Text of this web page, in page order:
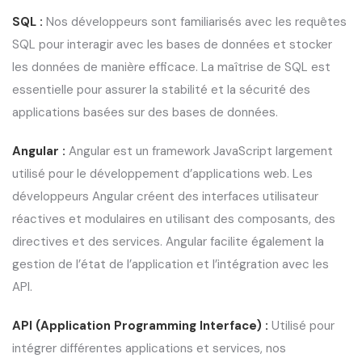
SQL : Nos développeurs sont familiarisés avec les requêtes
SQL pour interagir avec les bases de données et stocker
les données de manière efficace. La maîtrise de SQL est
essentielle pour assurer la stabilité et la sécurité des
applications basées sur des bases de données.
Angular : Angular est un framework JavaScript largement
utilisé pour le développement d’applications web. Les
développeurs Angular créent des interfaces utilisateur
réactives et modulaires en utilisant des composants, des
directives et des services. Angular facilite également la
gestion de l’état de l’application et l’intégration avec les
API.
API (Application Programming Interface) : Utilisé pour
intégrer différentes applications et services, nos